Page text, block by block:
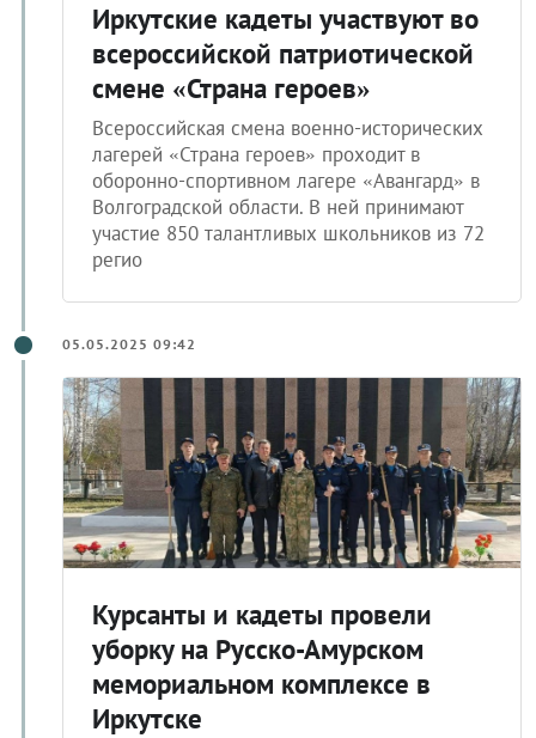
Иркутские кадеты участвуют во
всероссийской патриотической
смене «Страна героев»
Всероссийская смена военно-исторических
лагерей «Страна героев» проходит в
оборонно-спортивном лагере «Авангард» в
Волгоградской области. В ней принимают
участие 850 талантливых школьников из 72
регио
05.05.2025 09:42
Курсанты и кадеты провели
уборку на Русско-Амурском
мемориальном комплексе в
Иркутске